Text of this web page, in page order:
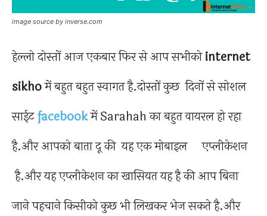
image source by inverse.com
हेल्लो दोस्तों आज एकबार फिर से आप सभीकोinternet
sikhoमें बहुत बहुत स्वागत है.दोस्तों कुछ दिनों से सोशल
साईटfacebookमें Sarahah का बहुत वायरल हो रहा
है.और आपको बाता दू की यह एक मोबाइल एप्लीकेशन
है.और यह एप्लीकेशन का खासियत यह है की आप बिना
जाने पहचाने किसीको कुछ भी लिखकर भेज सकते है.और